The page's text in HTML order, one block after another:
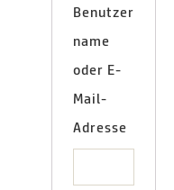
Benutzer
name
oder E-
Mail-
Adresse